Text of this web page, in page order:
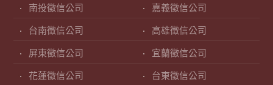
南投徵信公司 嘉義徵信公司
台南徵信公司 高雄徵信公司
屏東徵信公司 宜蘭徵信公司
花蓮徵信公司 台東徵信公司